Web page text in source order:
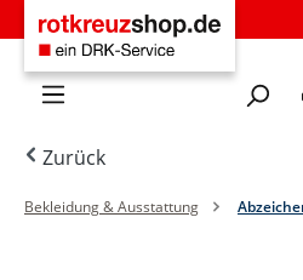
Zum Hauptinhalt springen
Zurück
Bekleidung & Ausstattung